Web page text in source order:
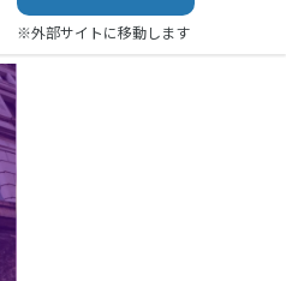
※外部サイトに移動します